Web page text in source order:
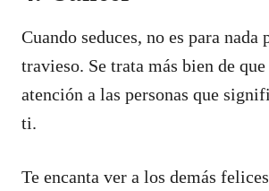
Cuando seduces, no es para nada
travieso. Se trata más bien de
atención a las personas que
ti.
Te encanta ver a los demás